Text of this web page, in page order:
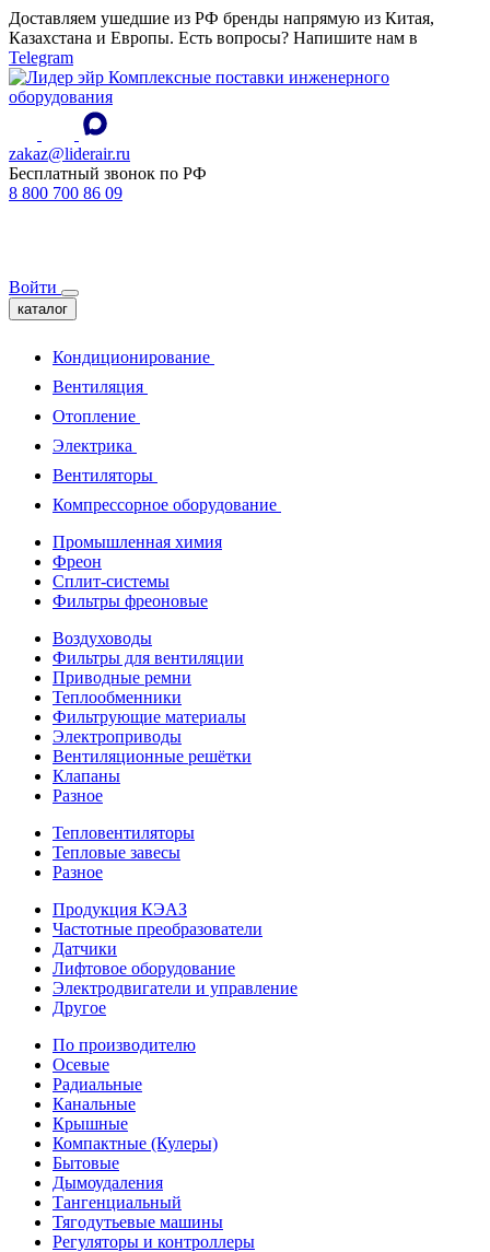
Доставляем ушедшие из РФ бренды напрямую из Китая,
Казахстана и Европы. Есть вопросы? Напишите нам в
Telegram
Комплексные поставки инженерного
оборудования
zakaz@liderair.ru
Бесплатный звонок по РФ
8 800 700 86 09
Войти
каталог
Кондиционирование
Вентиляция
Отопление
Электрика
Вентиляторы
Компрессорное оборудование
Промышленная химия
Фреон
Сплит-системы
Фильтры фреоновые
Воздуховоды
Фильтры для вентиляции
Приводные ремни
Теплообменники
Фильтрующие материалы
Электроприводы
Вентиляционные решётки
Клапаны
Разное
Тепловентиляторы
Тепловые завесы
Разное
Продукция КЭАЗ
Частотные преобразователи
Датчики
Лифтовое оборудование
Электродвигатели и управление
Другое
По производителю
Осевые
Радиальные
Канальные
Крышные
Компактные (Кулеры)
Бытовые
Дымоудаления
Тангенциальный
Тягодутьевые машины
Регуляторы и контроллеры